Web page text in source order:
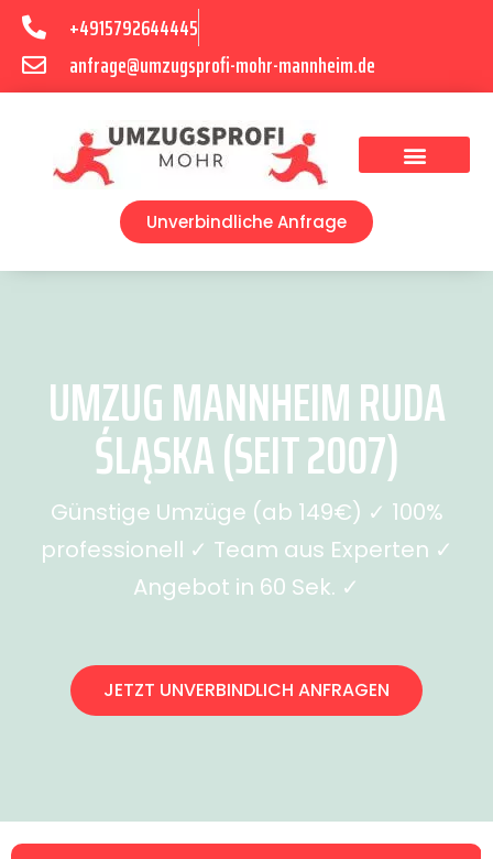
+4915792644445
anfrage@umzugsprofi-mohr-mannheim.de
Unverbindliche Anfrage
UMZUG MANNHEIM RUDA
ŚLĄSKA (SEIT 2007)
Günstige Umzüge (ab 149€) ✓ 100%
professionell ✓ Team aus Experten ✓
Angebot in 60 Sek. ✓
JETZT UNVERBINDLICH ANFRAGEN